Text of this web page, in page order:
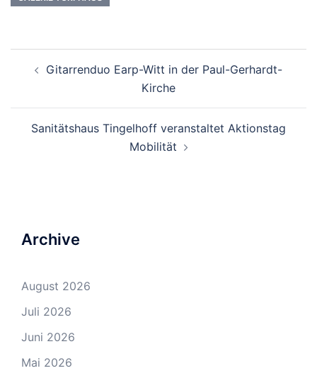
Navigation
Gitarrenduo Earp-Witt in der Paul-Gerhardt-
Kirche
Sanitätshaus Tingelhoff veranstaltet Aktionstag
Mobilität
Archive
August 2026
Juli 2026
Juni 2026
Mai 2026